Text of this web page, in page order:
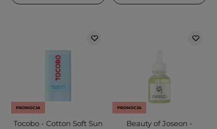
PROMOCJA
Tocobo - Cotton Soft Sun
PROMOCJA
Beauty of Joseon -